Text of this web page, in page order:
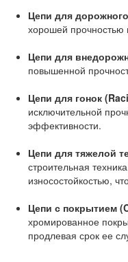
Цепи для
хорошей прочностью
Цепи для
повышенной
Цепи для гонок
исключительной
эффективности.
Цепи для тяжелой
строительная
износостойкостью,
Цепи с покрытием
хромированное
продлевая срок ее